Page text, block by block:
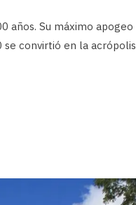
años. Su máximo apogeo
se convirtió en la acrópolis